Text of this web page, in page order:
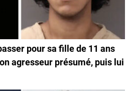
pour sa fille de 11 ans
agresseur présumé, puis lui